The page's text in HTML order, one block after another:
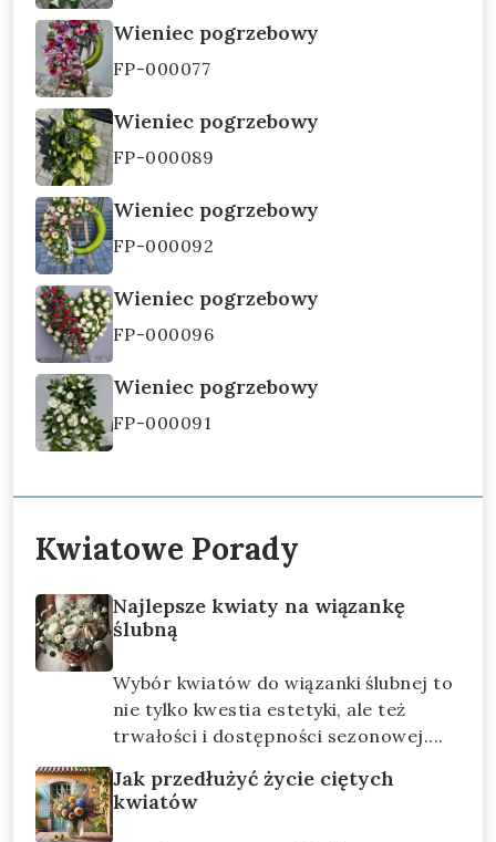
Wieniec pogrzebowy
FP-000077
Wieniec pogrzebowy
FP-000089
Wieniec pogrzebowy
FP-000092
Wieniec pogrzebowy
FP-000096
Wieniec pogrzebowy
FP-000091
Kwiatowe Porady
Najlepsze kwiaty na wiązankę
ślubną
Wybór kwiatów do wiązanki ślubnej to
nie tylko kwestia estetyki, ale też
trwałości i dostępności sezonowej....
Jak przedłużyć życie ciętych
kwiatów